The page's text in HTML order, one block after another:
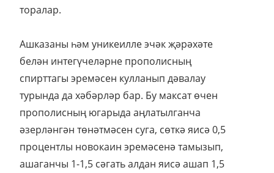
торалар.
Ашказаны һәм уникеилле эчәк җәрәхәте
белән интегүчеләрне прополисның
спирттагы эремәсен кулланып дәвалау
турында да хәбәрләр бар. Бу максат өчен
прополисның югарыда аңлатылганча
әзерләнгән төнәтмәсен суга, сөткә яисә 0,5
процентлы новокаин эремәсенә тамызып,
ашаганчы 1-1,5 сәгать алдан яисә ашап 1,5